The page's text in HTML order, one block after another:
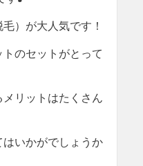
）が大人気です！
のセットがとって
リットはたくさん
いかがでしょうか